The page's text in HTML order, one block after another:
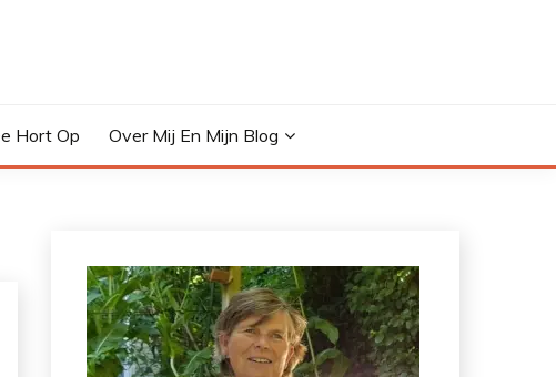
Hort Op Over Mij En Mijn Blog